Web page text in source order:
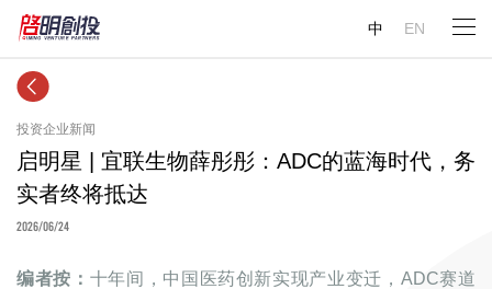
中 EN
投资企业新闻
启明星 | 宜联生物薛彤彤：ADC的蓝海时代，务
实者终将抵达
2026/06/24
编者按： 十年间，中国医药创新实现产业变迁，ADC赛道